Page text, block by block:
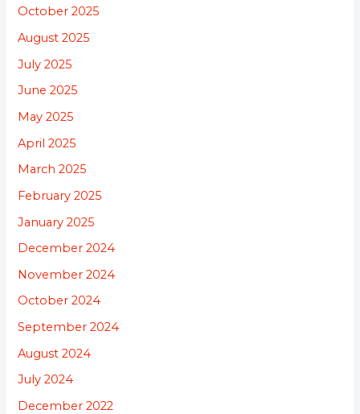
October 2025
August 2025
July 2025
June 2025
May 2025
April 2025
March 2025
February 2025
January 2025
December 2024
November 2024
October 2024
September 2024
August 2024
July 2024
December 2022